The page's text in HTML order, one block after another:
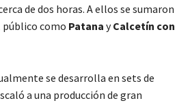
de dos horas. A ellos se sumaron
público como Patana yCalcetín con
se desarrolla en sets de
a una producción de gran